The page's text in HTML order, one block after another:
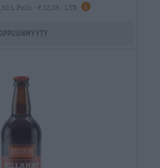
L Pullo - € 12,38 / LTR